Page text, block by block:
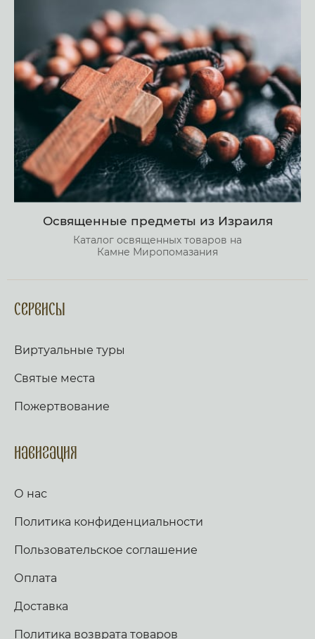
Освященные предметы из Израиля
Каталог освященных товаров на
Камне Миропомазания
Сервисы
Виртуальные туры
Святые места
Пожертвование
Навигация
О нас
Политика конфиденциальности
Пользовательское соглашение
Оплата
Доставка
Политика возврата товаров